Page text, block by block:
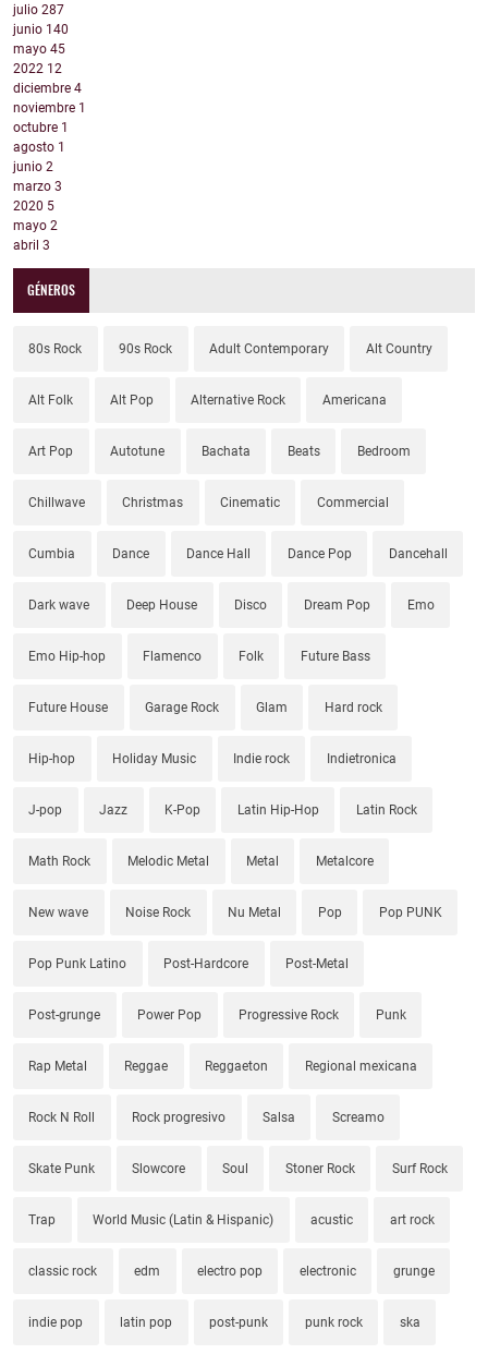
julio 287
junio 140
mayo 45
2022 12
diciembre 4
noviembre 1
octubre 1
agosto 1
junio 2
marzo 3
2020 5
mayo 2
abril 3
GÉNEROS
80s Rock 90s Rock Adult Contemporary Alt Country
Alt Folk Alt Pop Alternative Rock Americana
Art Pop Autotune Bachata Beats Bedroom
Chillwave Christmas Cinematic Commercial
Cumbia Dance Dance Hall Dance Pop Dancehall
Dark wave Deep House Disco Dream Pop Emo
Emo Hip-hop Flamenco Folk Future Bass
Future House Garage Rock Glam Hard rock
Hip-hop Holiday Music Indie rock Indietronica
J-pop Jazz K-Pop Latin Hip-Hop Latin Rock
Math Rock Melodic Metal Metal Metalcore
New wave Noise Rock Nu Metal Pop Pop PUNK
Pop Punk Latino Post-Hardcore Post-Metal
Post-grunge Power Pop Progressive Rock Punk
Rap Metal Reggae Reggaeton Regional mexicana
Rock N Roll Rock progresivo Salsa Screamo
Skate Punk Slowcore Soul Stoner Rock Surf Rock
Trap World Music (Latin & Hispanic) acustic art rock
classic rock edm electro pop electronic grunge
indie pop latin pop post-punk punk rock ska